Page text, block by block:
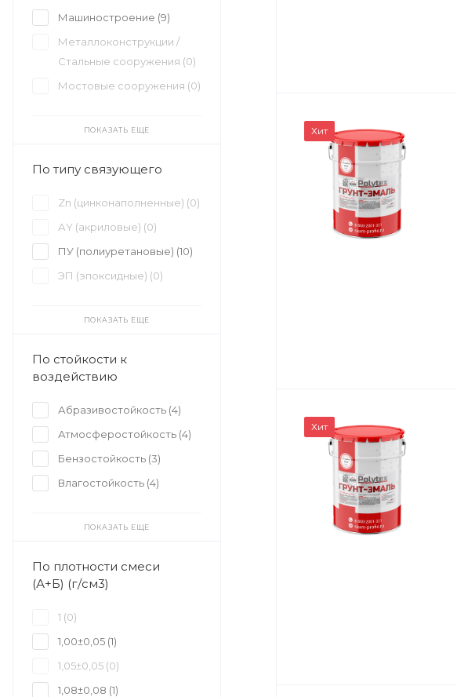
Машиностроение (9)
Металлоконструкции /
Стальные сооружения (0)
Мостовые сооружения (0)
ПОКАЗАТЬ ЕЩЕ
По типу связующего
Zn (цинконаполненные) (0)
АY (акриловые) (0)
ПУ (полиуретановые) (10)
ЭП (эпоксидные) (0)
ПОКАЗАТЬ ЕЩЕ
По стойкости к
воздействию
Абразивостойкость (4)
Атмосферостойкость (4)
Бензостойкость (3)
Влагостойкость (4)
ПОКАЗАТЬ ЕЩЕ
По плотности смеси
(А+Б) (г/см3)
1 (0)
1,00±0,05 (1)
1,05±0,05 (0)
1,08±0,08 (1)
Хит
Хит